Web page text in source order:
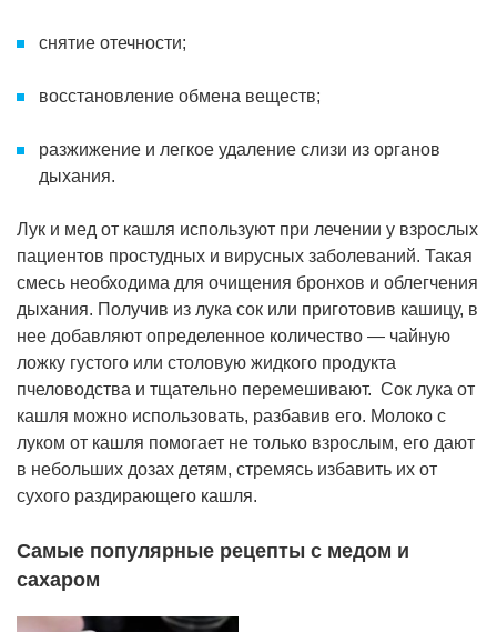
снятие отечности;
восстановление обмена веществ;
разжижение и легкое удаление слизи из органов
дыхания.
Лук и мед от кашля используют при лечении у взрослых
пациентов простудных и вирусных заболеваний. Такая
смесь необходима для очищения бронхов и облегчения
дыхания. Получив из лука сок или приготовив кашицу, в
нее добавляют определенное количество — чайную
ложку густого или столовую жидкого продукта
пчеловодства и тщательно перемешивают. Сок лука от
кашля можно использовать, разбавив его. Молоко с
луком от кашля помогает не только взрослым, его дают
в небольших дозах детям, стремясь избавить их от
сухого раздирающего кашля.
Самые популярные рецепты с медом и
сахаром